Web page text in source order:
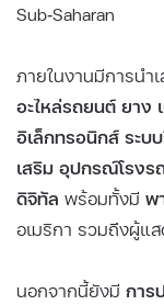
Sub‑Saharan
ภายในงานมีการนำ
อะไหล่รถยนต์ ยา
อิเล็กทรอนิกส์ ระบ
เสริม อุปกรณ์โรงร
ดิจิทัล พร้อมทั้งมี พ
อเมริกา รวมถึงผู้แ
นอกจากนี้ยังมี การ